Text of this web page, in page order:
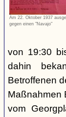
Am 22. Oktober 1937
gegen einen "Navajo"
von 19:30
dahin
Betroffenen
Maßnahmen
vom